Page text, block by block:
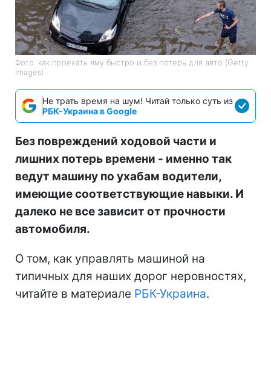
Фото: как проехать яму быстро и без потерь для авто (Getty
Images)
Не трать время на шум! Читай только суть из
РБК-Украина в Google
Без повреждений ходовой части и
лишних потерь времени - именно так
ведут машину по ухабам водители,
имеющие соответствующие навыки. И
далеко не все зависит от прочности
автомобиля.
О том, как управлять машиной на
типичных для наших дорог неровностях,
читайте в материале РБК-Украина.